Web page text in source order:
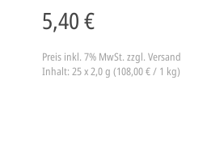
5,40 €
Preis inkl. 7% MwSt. zzgl. Versand
Inhalt: 25 x 2,0 g (108,00 € / 1 kg)